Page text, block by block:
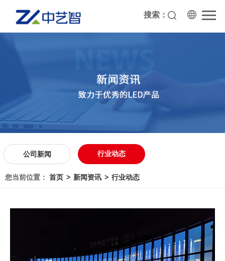
搜索：
公司新闻 行业动态
您当前位置： 首页 新闻资讯 行业动态